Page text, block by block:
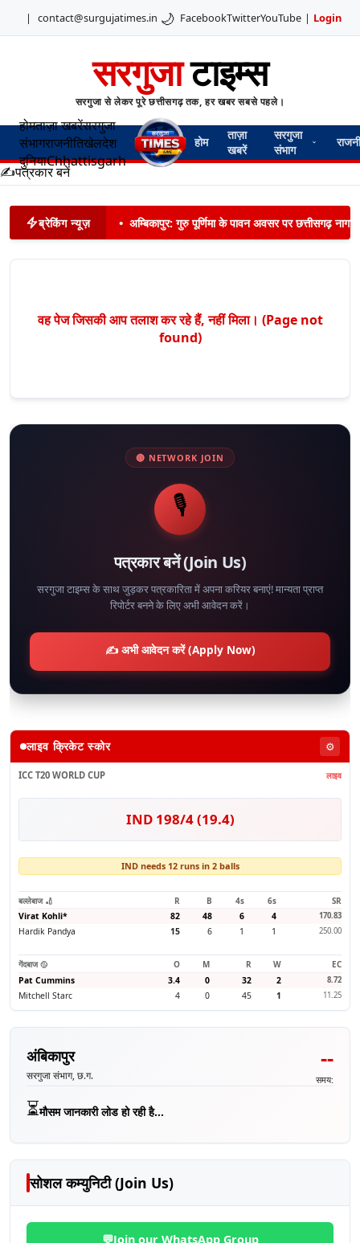
| contact@surgujatimes.in 🌙 FacebookTwitterYouTube | Login
सरगुजाटाइम्स
सरगुजा से लेकर पूरे छत्तीसगढ़ तक, हर खबर सबसे पहले।
होमताज़ा खबरेंसरगुजा
संभागराजनीतिखेलदेश
दुनियाChhattisgarh
होम
ताज़ा
खबरें
सरगुजा
संभाग
✍️पत्रकार बनें
ब्रेकिंग न्यूज़ • अम्बिकापुर: गुरु पूर्णिमा के पावन अवसर पर छत्तीसगढ़
वह पेज जिसकी आप तलाश कर रहे हैं, नहीं मिला। (Page not
found)
🔴 NETWORK JOIN
🎙️
पत्रकार बनें (Join Us)
सरगुजा टाइम्स के साथ जुड़कर पत्रकारिता में अपना करियर बनाएं! मान्यता प्राप्त
रिपोर्टर बनने के लिए अभी आवेदन करें।
✍️ अभी आवेदन करें (Apply Now)
लाइव क्रिकेट स्कोर ⚙️
ICC T20 WORLD CUP लाइव
IND 198/4 (19.4)
IND needs 12 runs in 2 balls
बल्लेबाज 🏏 R B 4s 6s
SR
Virat Kohli* 82 48 6 4 170.83
Hardik Pandya 15 6 1 1 250.00
गेंदबाज 🥎 O M R W
EC
Pat Cummins
3.4 0 32 2 8.72
Mitchell Starc 4 0 45 1 11.25
अंबिकापुर
सरगुजा संभाग, छ.ग.
--
समय:
⏳मौसम जानकारी लोड हो रही है...
सोशल कम्युनिटी (Join Us)
💬Join our WhatsApp Group